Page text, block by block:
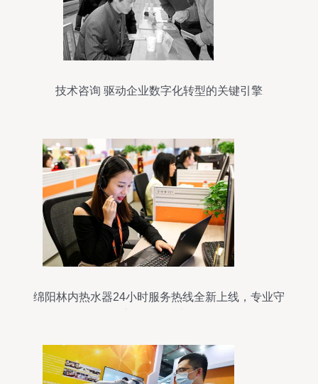
技术咨询 驱动企业数字化转型的关键引擎
绵阳林内热水器24小时服务热线全新上线，专业守